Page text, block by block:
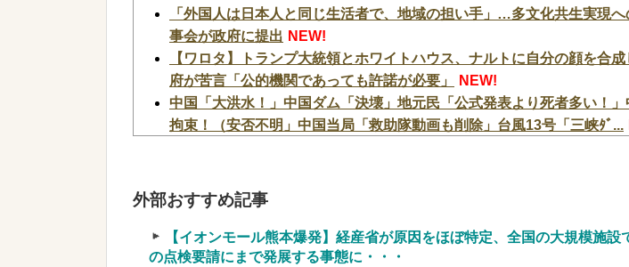
「外国人は日本人と同じ生活者で、地域の担い手」…多文化共生実現
事会が政府に提出 NEW!
【ワロタ】トランプ大統領とホワイトハウス、ナルトに自分の顔を合
府が苦言「公的機関であっても許諾が必要」
NEW!
中国「大洪水！」中国ダム「決壊」地元民「公式発表より死者多い！
拘束！（安否不明」中国当局「救助隊動画も削除」台風13号「三峡ﾀﾞ...
やってるよな NEW!
連れ打ちしてるクソガキ「ヤバい！ヤバい！エグい！エグい！アツい
彙力無さすぎだろｗｗｗ
NEW!
2026年7月に最も売れたパチンコが判明！機種はe無職転生で台数は
外部おすすめ記事
【イオンモール熊本爆発】経産省が原因をほぼ特定、全国の大規模施設
の点検要請にまで発展する事態に・・・